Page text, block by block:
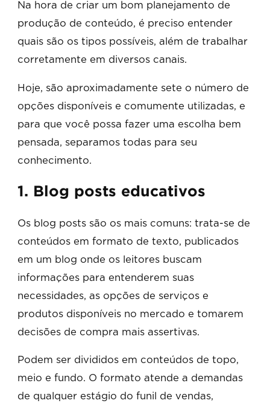
Na hora de criar um bom planejamento de
produção de conteúdo, é preciso entender
quais são os tipos possíveis, além de trabalhar
corretamente em diversos canais.
Hoje, são aproximadamente sete o número de
opções disponíveis e comumente utilizadas, e
para que você possa fazer uma escolha bem
pensada, separamos todas para seu
conhecimento.
1. Blog posts educativos
Os blog posts são os mais comuns: trata-se de
conteúdos em formato de texto, publicados
em um blog onde os leitores buscam
informações para entenderem suas
necessidades, as opções de serviços e
produtos disponíveis no mercado e tomarem
decisões de compra mais assertivas.
Podem ser divididos em conteúdos de topo,
meio e fundo. O formato atende a demandas
de qualquer estágio do funil de vendas,